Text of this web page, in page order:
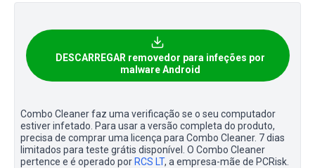
DESCARREGAR removedor para infeções por
malware Android
Combo Cleaner faz uma verificação se o seu computador
estiver infetado. Para usar a versão completa do produto,
precisa de comprar uma licença para Combo Cleaner. 7 dias
limitados para teste grátis disponível. O Combo Cleaner
pertence e é operado por RCS LT, a empresa-mãe de PCRisk.